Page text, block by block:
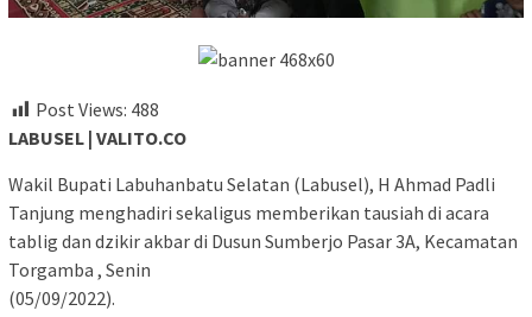
Post Views: 488
LABUSEL | VALITO.CO
Wakil Bupati Labuhanbatu Selatan (Labusel), H Ahmad Padli
Tanjung menghadiri sekaligus memberikan tausiah di acara
tablig dan dzikir akbar di Dusun Sumberjo Pasar 3A, Kecamatan
Torgamba , Senin
(05/09/2022).